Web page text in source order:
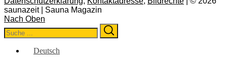
saunazeit | Sauna Magazin
Nach Oben
Search
for:
Deutsch